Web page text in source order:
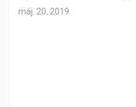
máj. 20, 2019